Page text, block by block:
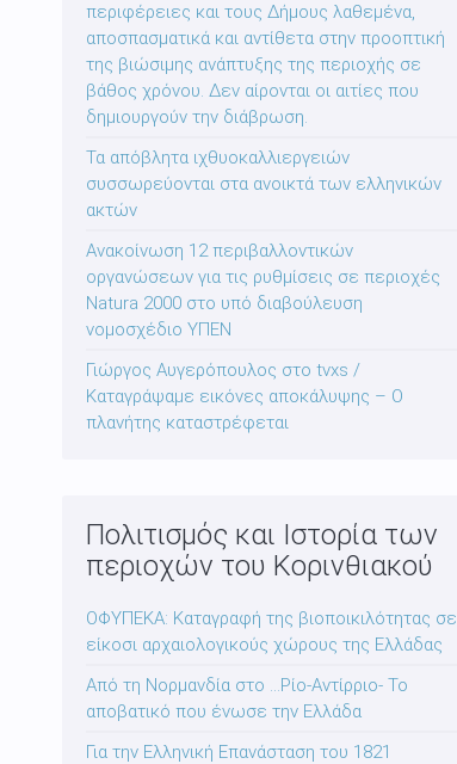
περιφέρειες και τους Δήμους λαθεμένα,
αποσπασματικά και αντίθετα στην προοπτική
της βιώσιμης ανάπτυξης της περιοχής σε
βάθος χρόνου. Δεν αίρονται οι αιτίες που
δημιουργούν την διάβρωση.
Τα απόβλητα ιχθυοκαλλιεργειών
συσσωρεύονται στα ανοικτά των ελληνικών
ακτών
Ανακοίνωση 12 περιβαλλοντικών
οργανώσεων για τις ρυθμίσεις σε περιοχές
Natura 2000 στο υπό διαβούλευση
νομοσχέδιο ΥΠΕΝ
Γιώργος Αυγερόπουλος στο tvxs /
Καταγράψαμε εικόνες αποκάλυψης – Ο
πλανήτης καταστρέφεται
Πολιτισμός και Ιστορία των
περιοχών του Κορινθιακού
ΟΦΥΠΕΚΑ: Καταγραφή της βιοποικιλότητας σε
είκοσι αρχαιολογικούς χώρους της Ελλάδας
Από τη Νορμανδία στο …Ρίο-Αντίρριο- Το
αποβατικό που ένωσε την Ελλάδα
Για την Ελληνική Επανάσταση του 1821